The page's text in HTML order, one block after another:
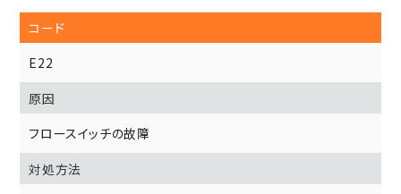
E22
フロースイッチの故障